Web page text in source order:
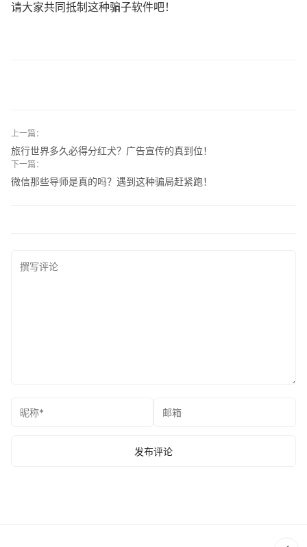
请大家共同抵制这种骗子软件吧！
上一篇：
旅行世界多久必得分红犬？广告宣传的真到位！
下一篇：
微信那些导师是真的吗？遇到这种骗局赶紧跑！